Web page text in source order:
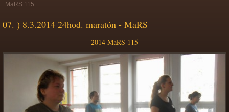
MaRS 115
07. ) 8.3.2014 24hod. maratón - MaRS
2014 MaRS 115